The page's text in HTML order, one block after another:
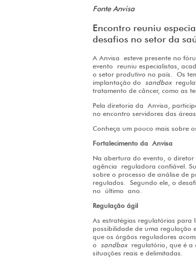
Fonte Anvisa
Encontro reuniu
desafios no setor da
A Anvisa esteve presente no
evento reuniu especialistas,
o setor produtivo no país. Os
implantação do sandbox
tratamento de câncer, como as
Pela diretoria da Anvisa,
no encontro servidores das
Conheça um pouco mais
Fortalecimento da Anvisa
Na abertura do evento, o
agência reguladora confiável.
sobre o processo de análise de
regulados. Segundo ele, o
no último ano.
Regulação ágil
As estratégias regulatórias para
possibilidade de uma regulação
que os órgãos reguladores
o sandboxregulatório, que é a
situações reais e delimitadas.